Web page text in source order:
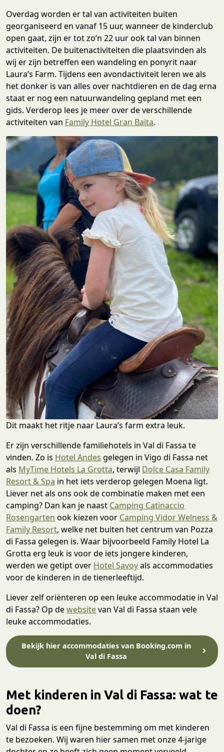
Overdag worden er tal van activiteiten buiten
georganiseerd en vanaf 15 uur, wanneer de kinderclub
open gaat, zijn er tot zo’n 22 uur ook tal van binnen
activiteiten. De buitenactiviteiten die plaatsvinden als
wij er zijn betreffen een wandeling en ponyrit naar
Laura’s Farm. Tijdens een avondactiviteit leren we als
het donker is van alles over nachtdieren en de dag erna
staat er nog een natuurwandeling gepland met een
gids. Verderop lees je meer over de verschillende
activiteiten van Family Hotel Gran Baita.
Dit maakt het ritje naar Laura’s farm extra leuk.
Er zijn verschillende familiehotels in Val di Fassa te
vinden. Zo is Hotel Andes gelegen in Vigo di Fassa net
als MyTime Hotels La Grotta, terwijl Dolce Casa Family
Resort & Spa in het iets verderop gelegen Moena ligt.
Liever net als ons ook de combinatie maken met een
camping? Dan kan je naast Camping Catinaccio
Rosengarten ook kiezen voor Camping Vidor Welness &
Family Resort, welke net buiten het centrum van Pozza
di Fassa gelegen is. Waar bijvoorbeeld Family Hotel La
Grotta erg leuk is voor de iets jongere kinderen,
werden we getipt over Hotel Savoyals accommodaties
voor de kinderen in de tienerleeftijd.
Liever zelf oriënteren op een leuke accommodatie in Val
di Fassa? Op dewebsitevan Val di Fassa staan vele
leuke accommodaties.
Bekijk hier accommodaties van Booking.com in
Val di Fassa
Met kinderen in Val di Fassa: wat te
doen?
Val di Fassa is een fijne bestemming om met kinderen
te bezoeken. Wij waren hier samen met onze 4-jarige